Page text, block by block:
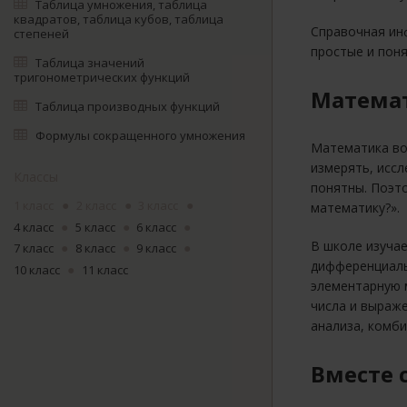
Справочная
простые и
Математика
измерять,
понятны.
математику?».
В школе
элементарную
числа и
анализа,
Вместе
Таблица умножения, таблица
квадратов, таблица кубов, таблица
степеней
Таблица значений
тригонометрических функций
Таблица производных функций
Формулы сокращенного умножения
4 класс
5 класс
6 класс
7 класс
8 класс
9 класс
10 класс
11 класс